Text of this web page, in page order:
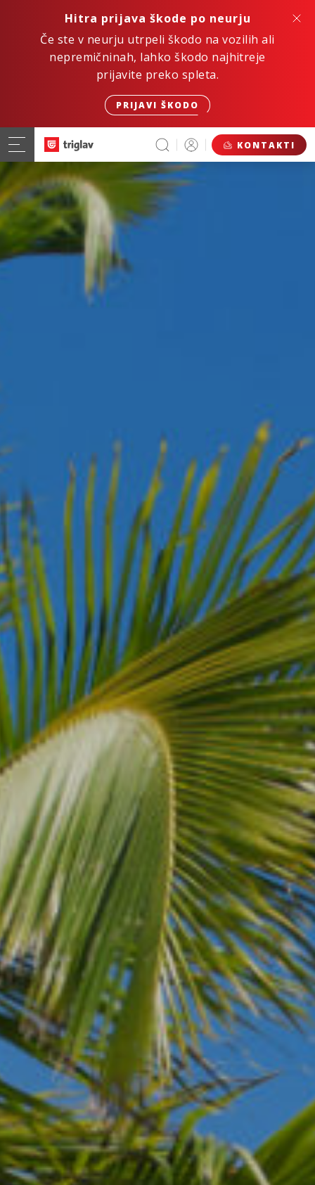
Hitra prijava škode po neurju
Če ste v neurju utrpeli škodo na vozilih ali
nepremičninah, lahko škodo najhitreje
prijavite preko spleta.
PRIJAVI ŠKODO
KONTAKTI